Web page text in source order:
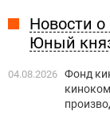
Новости
Юный
04.08.2026 Фонд